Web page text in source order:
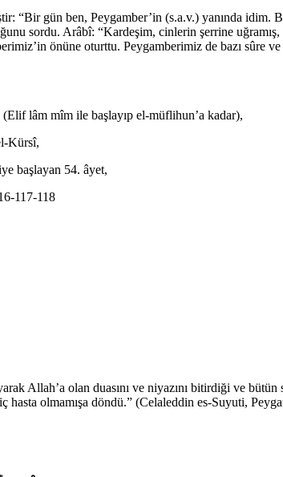
“Bir gün ben, Peygamber’in (s.a.v.) yanında
sordu. Arâbî: “Kardeşim, cinlerin şerrine
önüne oturttu. Peygamberimiz de bazı sûre
lâm mîm ile başlayıp el-müflihun’a kadar),
Kürsî,
başlayan 54. âyet,
117-118
Allah’a olan duasını ve niyazını bitirdiği ve
hasta olmamışa dön­dü.” (Celaleddin es-Suyuti,